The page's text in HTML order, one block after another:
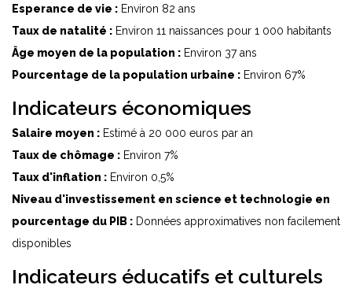
Esperance de vie : Environ 82 ans
Taux de natalité : Environ 11 naissances pour 1 000 habitants
Âge moyen de la population : Environ 37 ans
Pourcentage de la population urbaine : Environ 67%
Indicateurs économiques
Salaire moyen : Estimé à 20 000 euros par an
Taux de chômage : Environ 7%
Taux d'inflation : Environ 0,5%
Niveau d'investissement en science et technologie en
pourcentage du PIB : Données approximatives non facilement
disponibles
Indicateurs éducatifs et culturels